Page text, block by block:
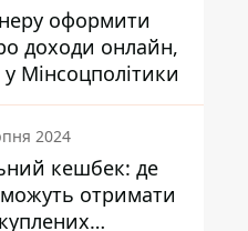
оформити
доходи онлайн,
пояснили у Мінсоцполітики
2024
кешбек: де
отримати